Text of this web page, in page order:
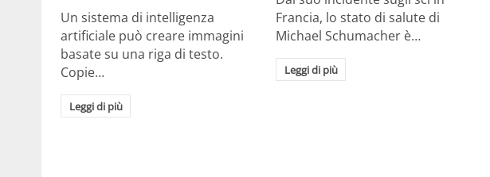
Un sistema di intelligenza
artificiale può creare immagini
basate su una riga di testo.
Copie…
Leggi di più
Francia, lo stato di salute di
Michael Schumacher è…
Leggi di più